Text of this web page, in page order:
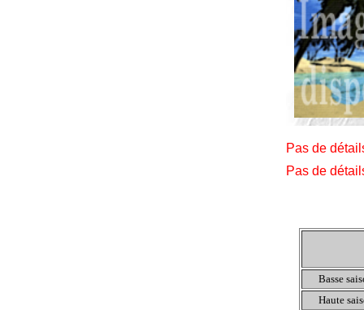
Pas de
Pas de
Basse
Haute